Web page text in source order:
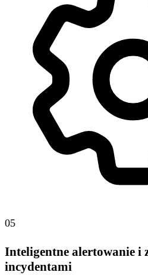
05
Inteligentne alertowanie i
incydentami